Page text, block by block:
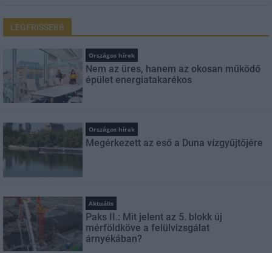
LEGFRISSEBB
Országos hírek
Nem az üres, hanem az okosan működő
épület energiatakarékos
Országos hírek
Megérkezett az eső a Duna vízgyűjtőjére
Aktuális
Paks II.: Mit jelent az 5. blokk új
mérföldköve a felülvizsgálat
árnyékában?